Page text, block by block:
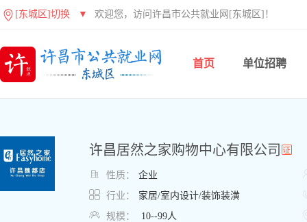
[东城区]切换 ▼ 欢迎您，访问许昌市公共就业网[东城区]！
首页 单位招聘
许昌居然之家购物中心有限公司
 性质： 企业
 行业： 家居/室内设计/装饰装潢
 规模： 10--99人